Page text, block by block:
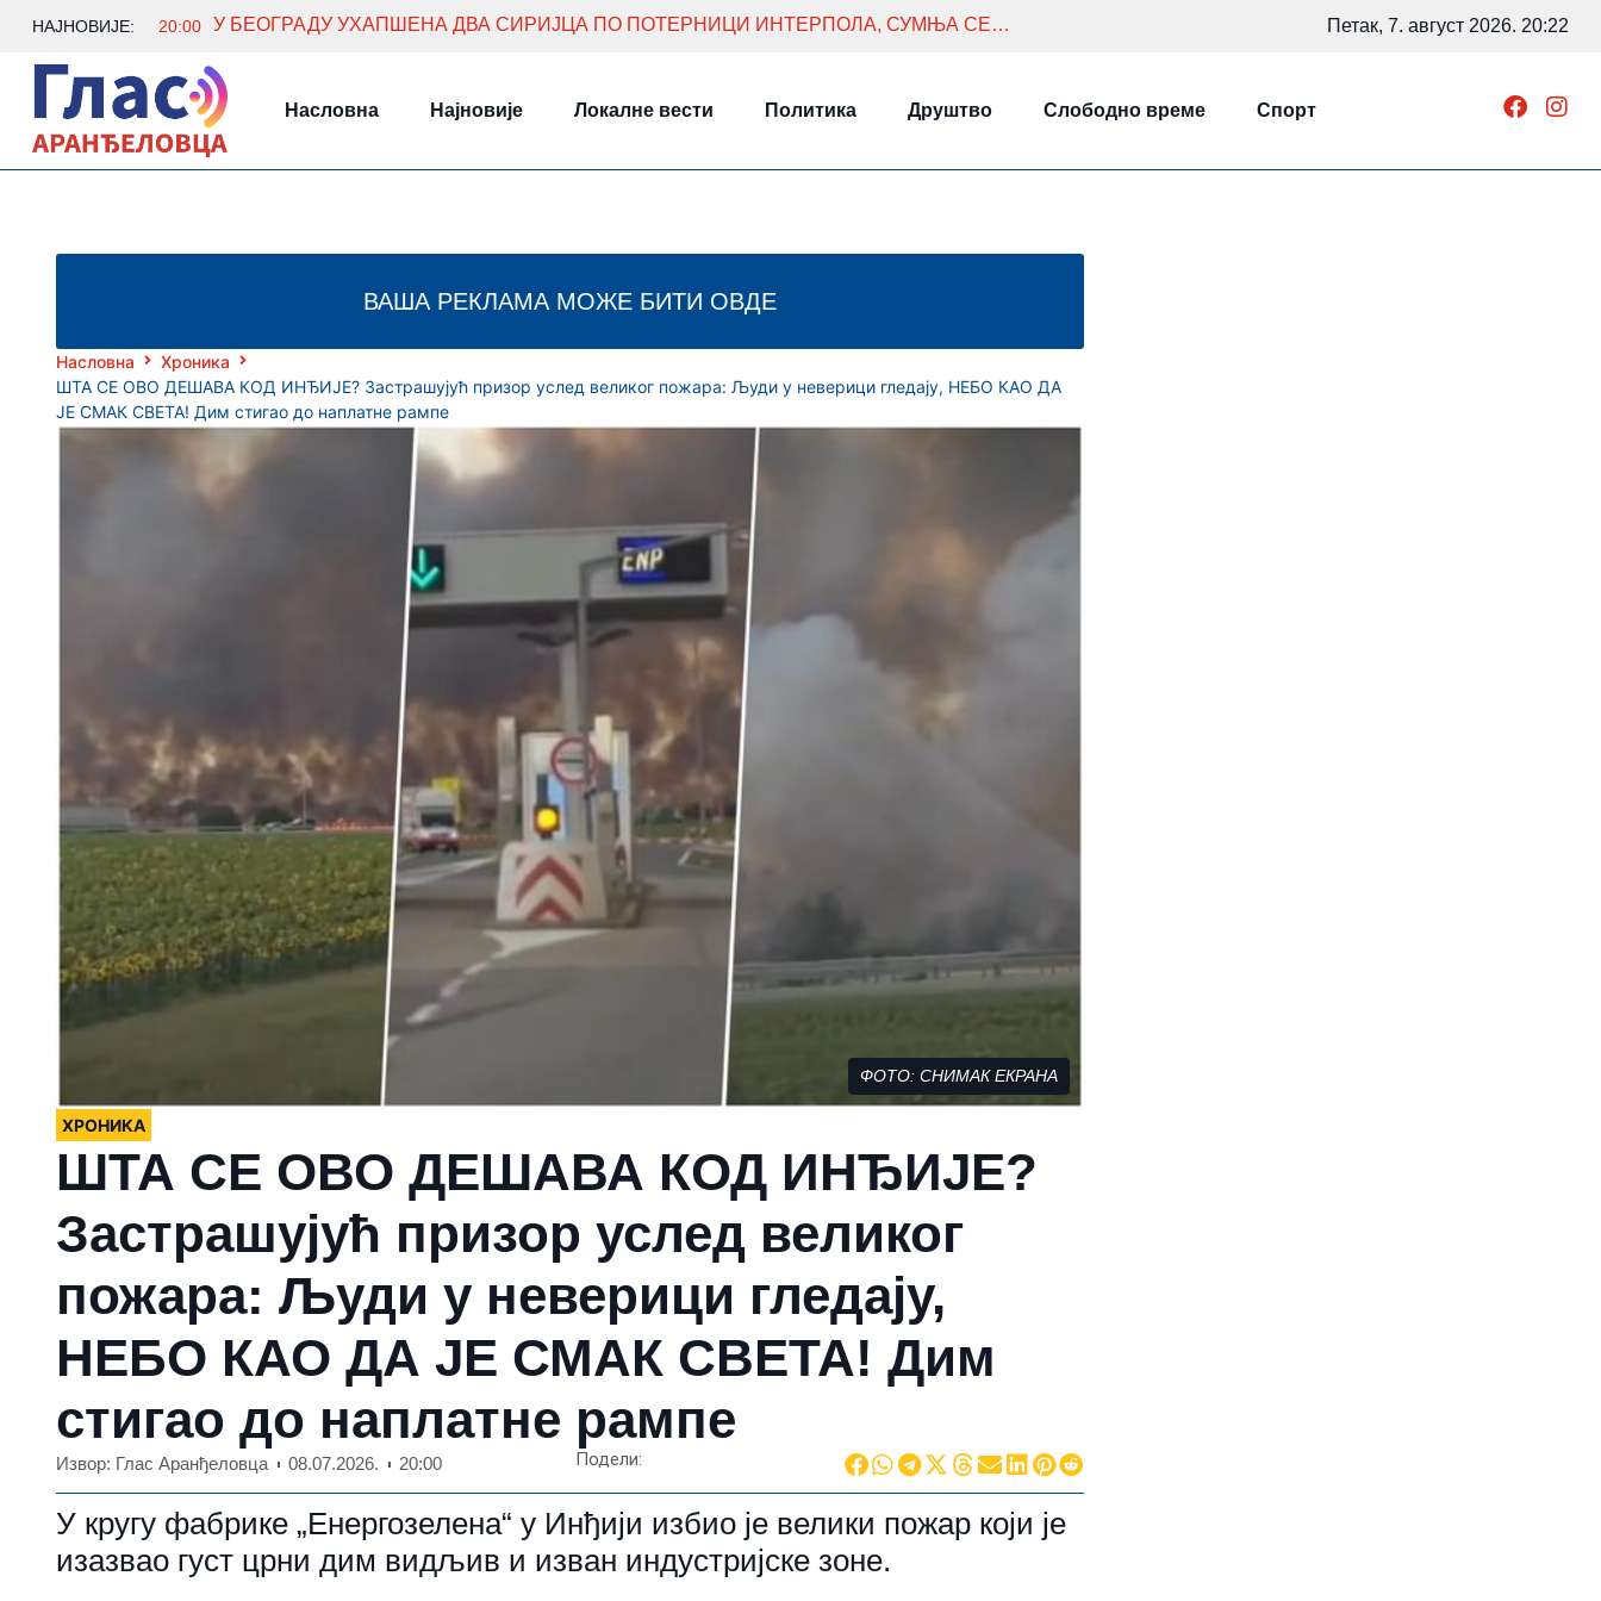
НАЈНОВИЈЕ: 20:00 У БЕОГРАДУ УХАПШЕНА ДВА СИРИЈЦА ПО ПОТЕРНИЦИ ИНТЕРПОЛА, СУМЊА СЕ НА КРИЈУМЧАРЕЊЕ ЉУДИ Петак, 7. август 2026. 20:22
Насловна Најновије Локалне вести Политика Друштво Слободно време Спорт
ВАША РЕКЛАМА МОЖЕ БИТИ ОВДЕ
Насловна
Хроника
ШТА СЕ ОВО ДЕШАВА КОД ИНЂИЈЕ? Застрашујућ призор услед великог пожара: Људи у неверици гледају, НЕБО КАО ДА
ЈЕ СМАК СВЕТА! Дим стигао до наплатне рампе
ФОТО: СНИМАК ЕКРАНА
ХРОНИКА
ШТА СЕ ОВО ДЕШАВА КОД ИНЂИЈЕ?
Застрашујућ призор услед великог
пожара: Људи у неверици гледају,
НЕБО КАО ДА ЈЕ СМАК СВЕТА! Дим
стигао до наплатне рампе
Извор: Глас Аранђеловца 08.07.2026. 20:00 Подели:
У кругу фабрике „Енергозелена“ у Инђији избио је велики пожар који је
изазвао густ црни дим видљив и изван индустријске зоне.